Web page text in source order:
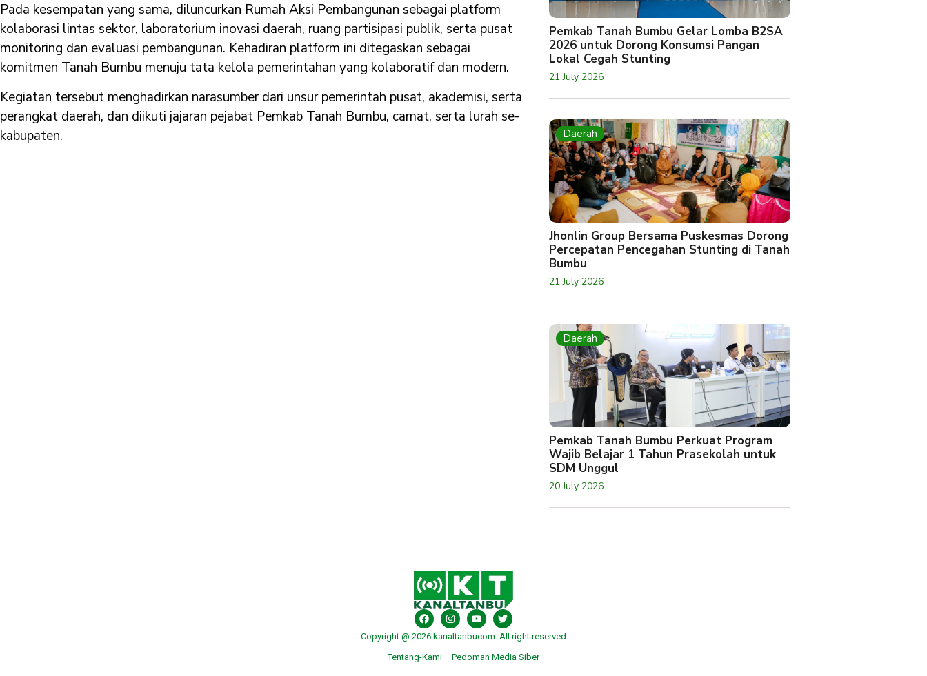
Pada kesempatan yang sama, diluncurkan Rumah Aksi Pembangunan sebagai platform
kolaborasi lintas sektor, laboratorium inovasi daerah, ruang partisipasi publik, serta pusat
monitoring dan evaluasi pembangunan. Kehadiran platform ini ditegaskan sebagai
komitmen Tanah Bumbu menuju tata kelola pemerintahan yang kolaboratif dan modern.
Kegiatan tersebut menghadirkan narasumber dari unsur pemerintah pusat, akademisi, serta
perangkat daerah, dan diikuti jajaran pejabat Pemkab Tanah Bumbu, camat, serta lurah se-
kabupaten.
Pemkab Tanah Bumbu Gelar Lomba B2SA
2026 untuk Dorong Konsumsi Pangan
Lokal Cegah Stunting
21 July 2026
Daerah
Jhonlin Group Bersama Puskesmas Dorong
Percepatan Pencegahan Stunting di Tanah
Bumbu
21 July 2026
Daerah
Pemkab Tanah Bumbu Perkuat Program
Wajib Belajar 1 Tahun Prasekolah untuk
SDM Unggul
20 July 2026
Copyright @ 2026 kanaltanbucom. All right reserved
Tentang-Kami
Pedoman Media Siber